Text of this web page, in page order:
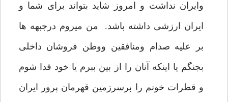
وایران نداشت و امروز شاید بتواند برای شما و
ایران ارزشی داشته باشد. من میروم درجبهه ها
بر علیه صدام ومنافقین ووطن فروشان داخلی
بجنگم یا اینکه آنان را از بین ببرم یا خود فدا شوم
و قطرات خونم را برسرزمین قهرمان پرور ایران